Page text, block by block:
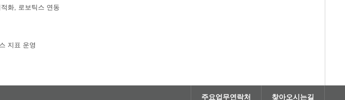
화, 로보틱스 연동
지표 운영
주요업무연락처 찾아오시는길